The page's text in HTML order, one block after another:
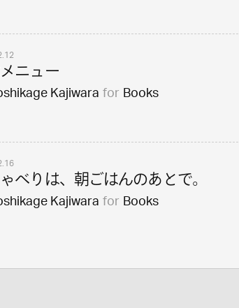
ニュー
KajiwaraforBooks
べりは、朝ごはんのあとで。
KajiwaraforBooks